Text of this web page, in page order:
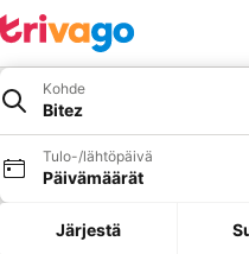
Kohde
Bitez
Tulo-/lähtöpäivä
Päivämäärät
Järjestä